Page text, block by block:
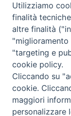
Utilizziamo
finalità
altre finalità
"miglioramento
"targeting e
cookie policy.
Cliccando su
cookie.
maggiori
personalizzare